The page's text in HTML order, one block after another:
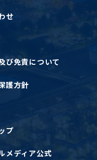
せ
び免責について
護方針
プ
メディア公式